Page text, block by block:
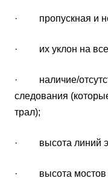
· пропускная и
· их уклон на всех
· наличие/
следования
трал);
· высота линий
· высота мостов и